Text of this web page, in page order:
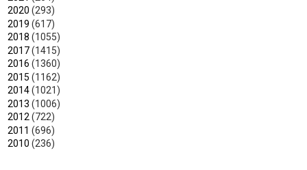
2020 (293)
2019 (617)
2018 (1055)
2017(1415)
2016 (1360)
2015 (1162)
2014(1021)
2013 (1006)
2012(722)
2011 (696)
2010 (236)